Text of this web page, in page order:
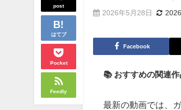
post
はてブ
Pocket
Feedly
2026年5月28日
Facebook
📚 おすすめの関連作
最新の動画では、